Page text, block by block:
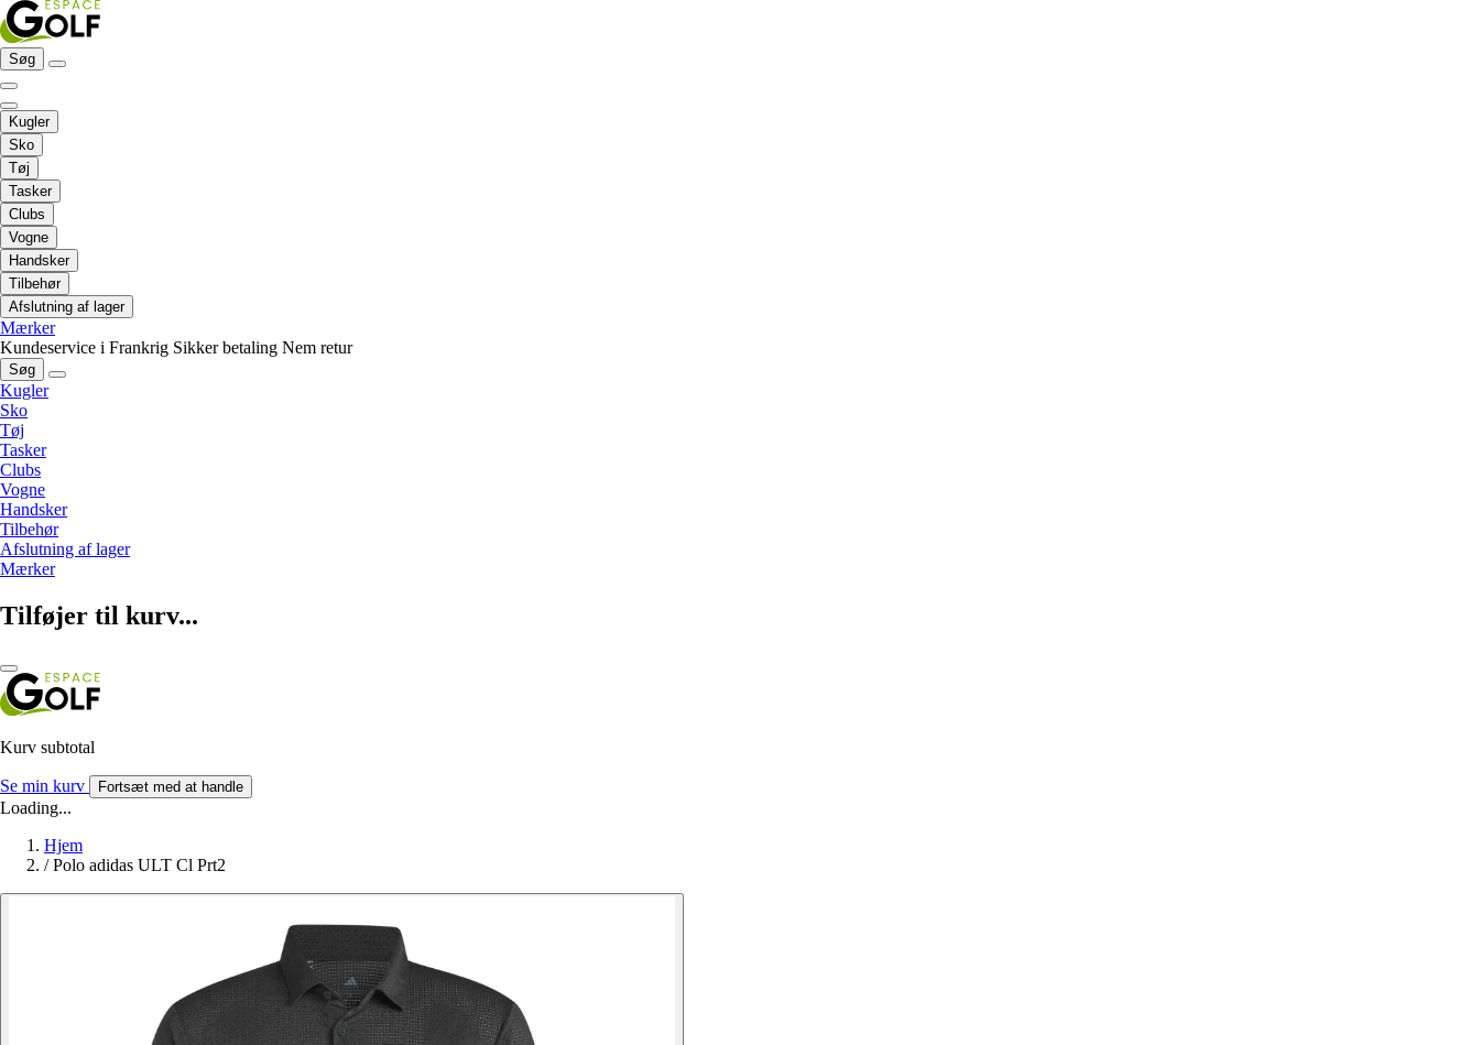
Søg
Kugler
Sko
Tøj
Tasker
Clubs
Vogne
Handsker
Tilbehør
Afslutning af lager
Mærker
Kundeservice i Frankrig Sikker betaling Nem retur
Søg
Kugler
Sko
Tøj
Tasker
Clubs
Vogne
Handsker
Tilbehør
Afslutning af lager
Mærker
Tilføjer til kurv...
Kurv subtotal
Se min kurv Fortsæt med at handle
Loading...
Hjem
/ Polo adidas ULT Cl Prt2